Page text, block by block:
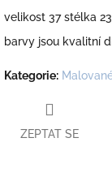
velikost 37 stélka
barvy jsou kvalitní
Kategorie:
ZEPTAT SE